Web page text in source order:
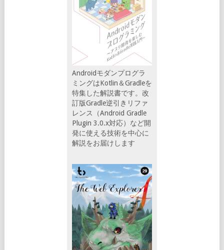
Androidモダンプログラ
ミングはKotlin＆Gradleを
特集した解説書です。改
訂版Gradle逆引きリファ
レンス（Android Gradle
Plugin 3.0.x対応）など開
発に使える技術を中心に
解説をお届けします